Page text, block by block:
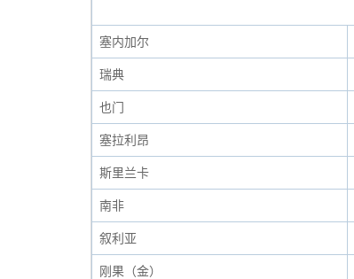
塞内加尔
瑞典
也门
塞拉利昂
斯里兰卡
南非
叙利亚
刚果（金）